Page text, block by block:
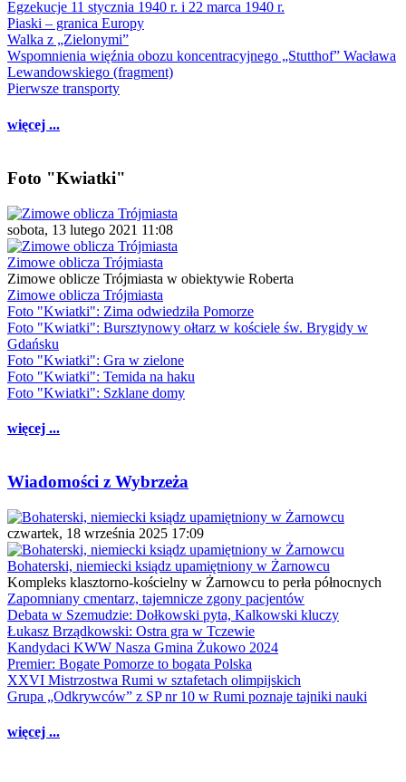
Egzekucje 11 stycznia 1940 r. i 22 marca 1940 r.
Piaski – granica Europy
Walka z „Zielonymi”
Wspomnienia więźnia obozu koncentracyjnego „Stutthof” Wacława
Lewandowskiego (fragment)
Pierwsze transporty
więcej ...
Foto "Kwiatki"
sobota, 13 lutego 2021 11:08
Zimowe oblicza Trójmiasta
Zimowe oblicze Trójmiasta w obiektywie Roberta
Zimowe oblicza Trójmiasta
Foto "Kwiatki": Zima odwiedziła Pomorze
Foto "Kwiatki": Bursztynowy ołtarz w kościele św. Brygidy w
Gdańsku
Foto "Kwiatki": Gra w zielone
Foto "Kwiatki": Temida na haku
Foto "Kwiatki": Szklane domy
więcej ...
Wiadomości z Wybrzeża
czwartek, 18 września 2025 17:09
Bohaterski, niemiecki ksiądz upamiętniony w Żarnowcu
Kompleks klasztorno-kościelny w Żarnowcu to perła północnych
Zapomniany cmentarz, tajemnicze zgony pacjentów
Debata w Szemudzie: Dołkowski pyta, Kalkowski kluczy
Łukasz Brządkowski: Ostra gra w Tczewie
Kandydaci KWW Nasza Gmina Żukowo 2024
Premier: Bogate Pomorze to bogata Polska
XXVI Mistrzostwa Rumi w sztafetach olimpijskich
Grupa „Odkrywców” z SP nr 10 w Rumi poznaje tajniki nauki
więcej ...